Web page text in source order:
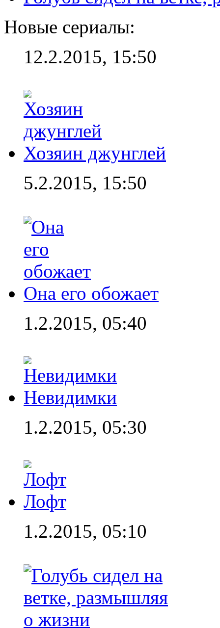
Новые сериалы:
12.2.2015, 15:50
Хозяин джунглей
5.2.2015, 15:50
Она его обожает
1.2.2015, 05:40
Невидимки
1.2.2015, 05:30
Лофт
1.2.2015, 05:10